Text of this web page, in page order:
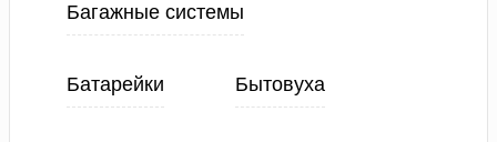
Багажные системы
Батарейки Бытовуха